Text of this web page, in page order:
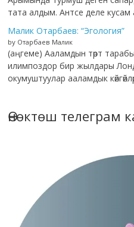
тата алдым. Антсе деле
Малик Отарбаев: “Эгология”
by Отарбаев Малик
(аңгеме) Ааламдын төрт
илимпоздор бир жылдары
окумуштуулар ааламдык
Өнөктөш телеграм